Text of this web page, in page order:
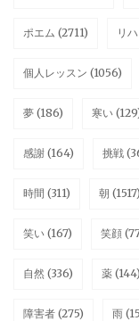
ポエム (2711) リ
個人レッスン (1056)
夢 (186) 寒い
感謝 (164) 挑戦
時間 (311) 朝 (1517)
笑い (167) 笑顔
自然 (336) 薬 (144)
障害者 (275) 雨